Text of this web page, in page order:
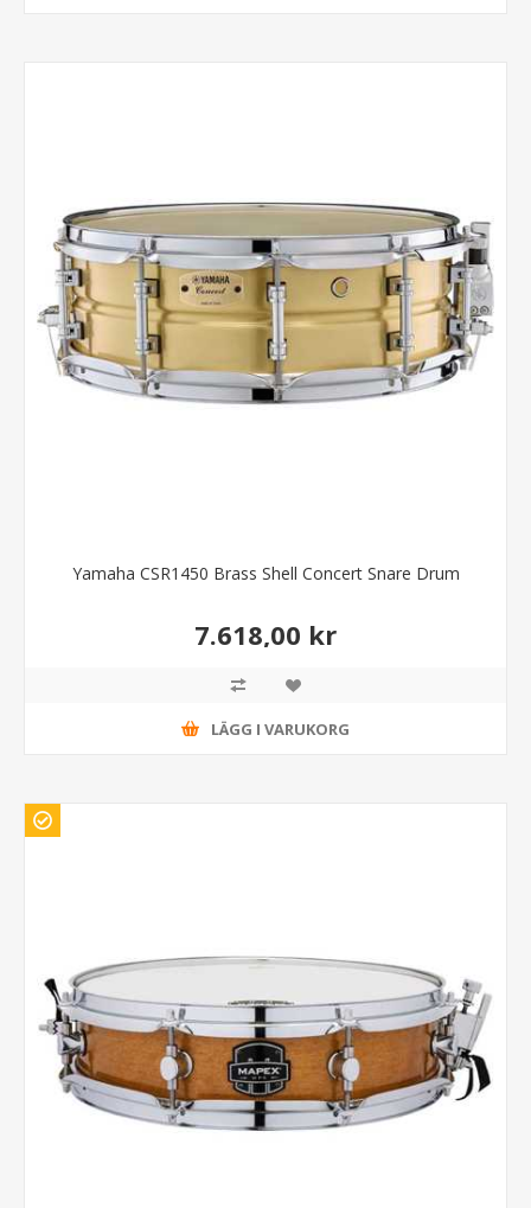
Yamaha CSR1450 Brass Shell Concert Snare Drum
7.618,00 kr
LÄGG I VARUKORG